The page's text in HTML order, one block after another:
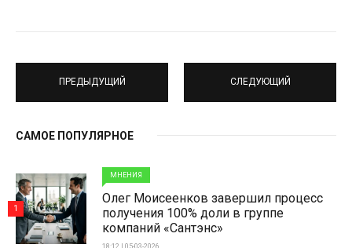
ПРЕДЫДУЩИЙ СЛЕДУЮЩИЙ
САМОЕ ПОПУЛЯРНОЕ
МНЕНИЯ
Олег Моисеенков завершил процесс
получения 100% доли в группе
компаний «Сантэнс»
18:12 | 05-03-2026
1